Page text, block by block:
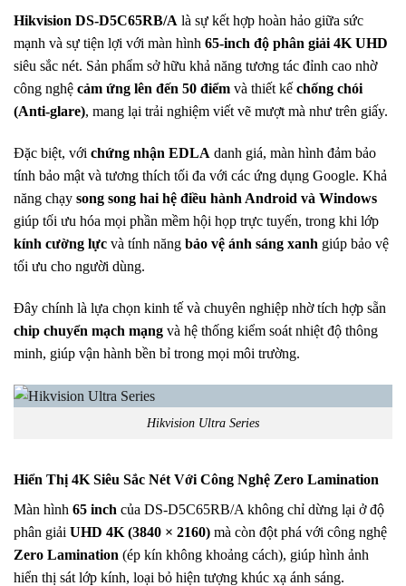
Hikvision DS-D5C65RB/A là sự kết hợp hoàn hảo giữa sức
mạnh và sự tiện lợi với màn hình 65-inch độ phân giải 4K UHD
siêu sắc nét. Sản phẩm sở hữu khả năng tương tác đỉnh cao nhờ
công nghệ cảm ứng lên đến 50 điểm và thiết kế chống chói
(Anti-glare), mang lại trải nghiệm viết vẽ mượt mà như trên giấy.
Đặc biệt, với chứng nhận EDLA danh giá, màn hình đảm bảo
tính bảo mật và tương thích tối đa với các ứng dụng Google. Khả
năng chạy song song hai hệ điều hành Android và Windows
giúp tối ưu hóa mọi phần mềm hội họp trực tuyến, trong khi lớp
kính cường lực và tính năng bảo vệ ánh sáng xanh giúp bảo vệ
tối ưu cho người dùng.
Đây chính là lựa chọn kinh tế và chuyên nghiệp nhờ tích hợp sẵn
chip chuyển mạch mạng và hệ thống kiểm soát nhiệt độ thông
minh, giúp vận hành bền bỉ trong mọi môi trường.
Hikvision Ultra Series
Hiển Thị 4K Siêu Sắc Nét Với Công Nghệ Zero Lamination
Màn hình 65 inch của DS-D5C65RB/A không chỉ dừng lại ở độ
phân giải UHD 4K (3840 × 2160) mà còn đột phá với công nghệ
Zero Lamination (ép kín không khoảng cách), giúp hình ảnh
hiển thị sát lớp kính, loại bỏ hiện tượng khúc xạ ánh sáng.